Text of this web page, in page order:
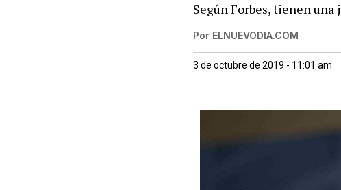
Según Forbes, tienen una
Por ELNUEVODIA.COM
3 de octubre de 2019 - 11:01 am